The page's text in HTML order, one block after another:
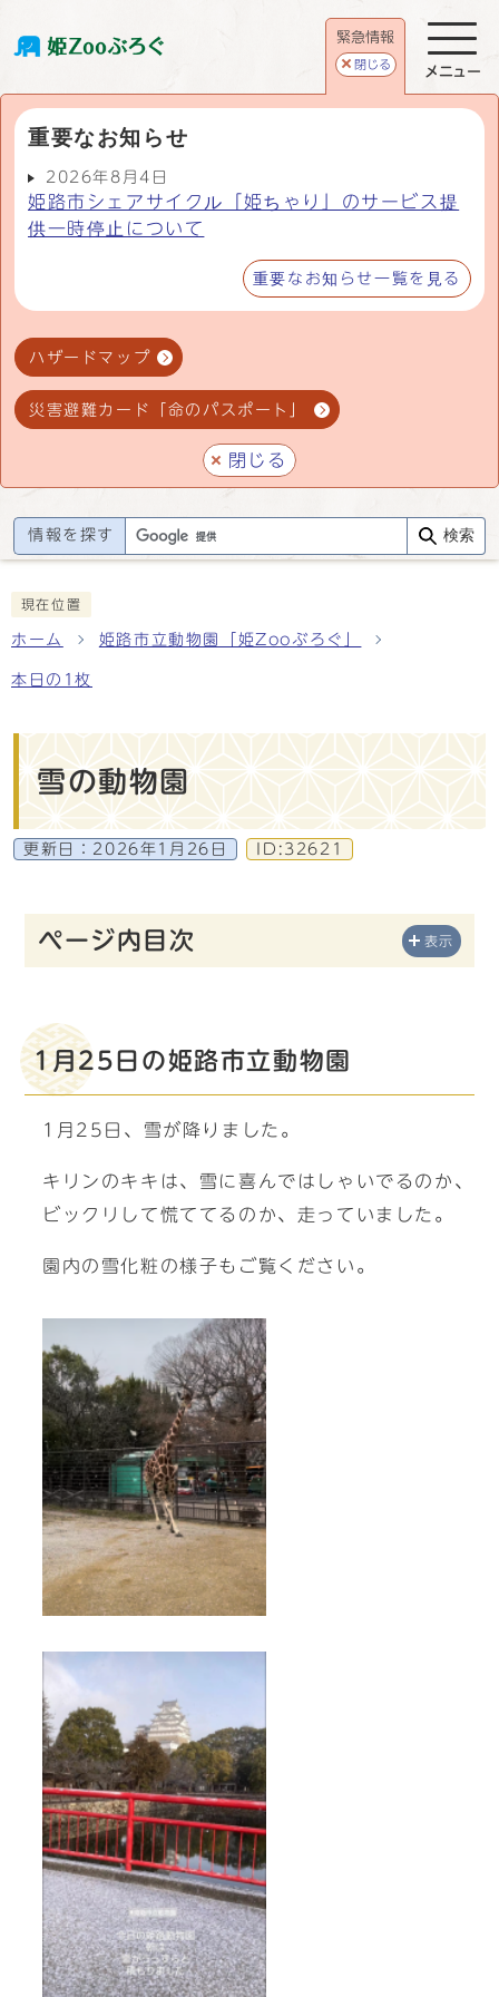
緊急情報
閉じる
重要なお知らせ
2026年8月4日
姫路市シェアサイクル「姫ちゃり」のサービス提
供一時停止について
重要なお知らせ一覧を見る
ハザードマップ
災害避難カード「命のパスポート」
閉じる
メニュー
情報を探す 検索
現在位置
ホーム 姫路市立動物園「姫Zooぶろぐ」
本日の1枚
雪の動物園
更新日： 2026年1月26日 ID:32621
ページ内目次 表示
1月25日の姫路市立動物園
1月25日、雪が降りました。
キリンのキキは、雪に喜んではしゃいでるのか、
ビックリして慌ててるのか、走っていました。
園内の雪化粧の様子もご覧ください。